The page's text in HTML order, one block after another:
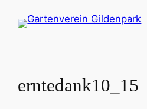
Inhalt
erntedank10_15